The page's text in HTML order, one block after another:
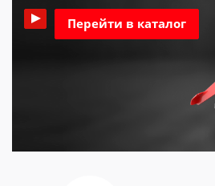
Перейти в каталог